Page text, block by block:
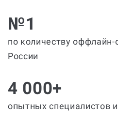
№1
по количеству оффлайн-
России
4 000+
опытных специалистов